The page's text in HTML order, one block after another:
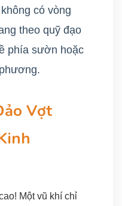
có vòng
theo quỹ đạo
phía sườn hoặc
Vợt
Một vũ khí chỉ